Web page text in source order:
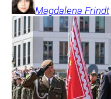
Magdalena Frindt